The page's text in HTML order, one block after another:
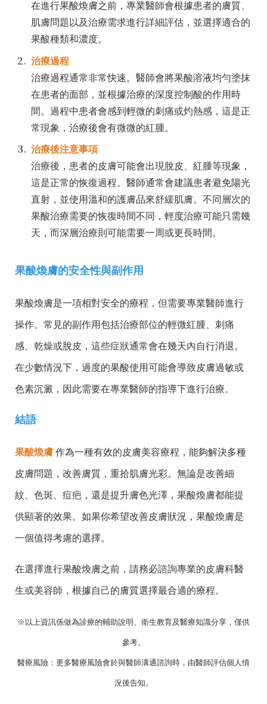
在進行果酸煥膚之前，專業醫師會根據患者的膚質、
肌膚問題以及治療需求進行詳細評估，並選擇適合的
果酸種類和濃度。
治療過程
治療過程通常非常快速。醫師會將果酸溶液均勻塗抹
在患者的面部，並根據治療的深度控制酸的作用時
間。過程中患者會感到輕微的刺痛或灼熱感，這是正
常現象，治療後會有微微的紅腫。
治療後注意事項
治療後，患者的皮膚可能會出現脫皮、紅腫等現象，
這是正常的恢復過程。醫師通常會建議患者避免陽光
直射，並使用溫和的護膚品來舒緩肌膚。不同層次的
果酸治療需要的恢復時間不同，輕度治療可能只需幾
天，而深層治療則可能需要一周或更長時間。
果酸煥膚的安全性與副作用
果酸煥膚是一項相對安全的療程，但需要專業醫師進行
操作。常見的副作用包括治療部位的輕微紅腫、刺痛
感、乾燥或脫皮，這些症狀通常會在幾天內自行消退。
在少數情況下，過度的果酸使用可能會導致皮膚過敏或
色素沉澱，因此需要在專業醫師的指導下進行治療。
結語
果酸煥膚 作為一種有效的皮膚美容療程，能夠解決多種
皮膚問題，改善膚質，重拾肌膚光彩。無論是改善細
紋、色斑、痘疤，還是提升膚色光澤，果酸煥膚都能提
供顯著的效果。如果你希望改善皮膚狀況，果酸煥膚是
一個值得考慮的選擇。
在選擇進行果酸煥膚之前，請務必諮詢專業的皮膚科醫
生或美容師，根據自己的膚質選擇最合適的療程。
※以上資訊係做為診療的輔助說明、衛生教育及醫療知識分享，僅供
參考。
醫療風險：更多醫療風險會於與醫師溝通諮詢時，由醫師評估個人情
況後告知。